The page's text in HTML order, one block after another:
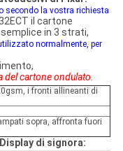
secondo la vostra richiesta
32ECT il cartone
in 3 strati,
normalmente, per
del cartone ondulato.
i fronti allineanti di
sopra, affronta fuori
Display di signora: